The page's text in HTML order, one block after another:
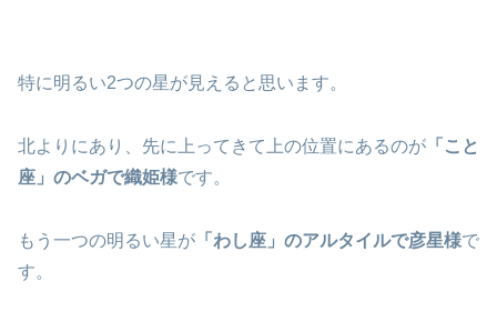
特に明るい2つの星が見えると思います。
北よりにあり、先に上ってきて上の位置にあるのが 「こと
座」のベガで織姫様です。
もう一つの明るい星が 「わし座」のアルタイルで彦星様で
す。